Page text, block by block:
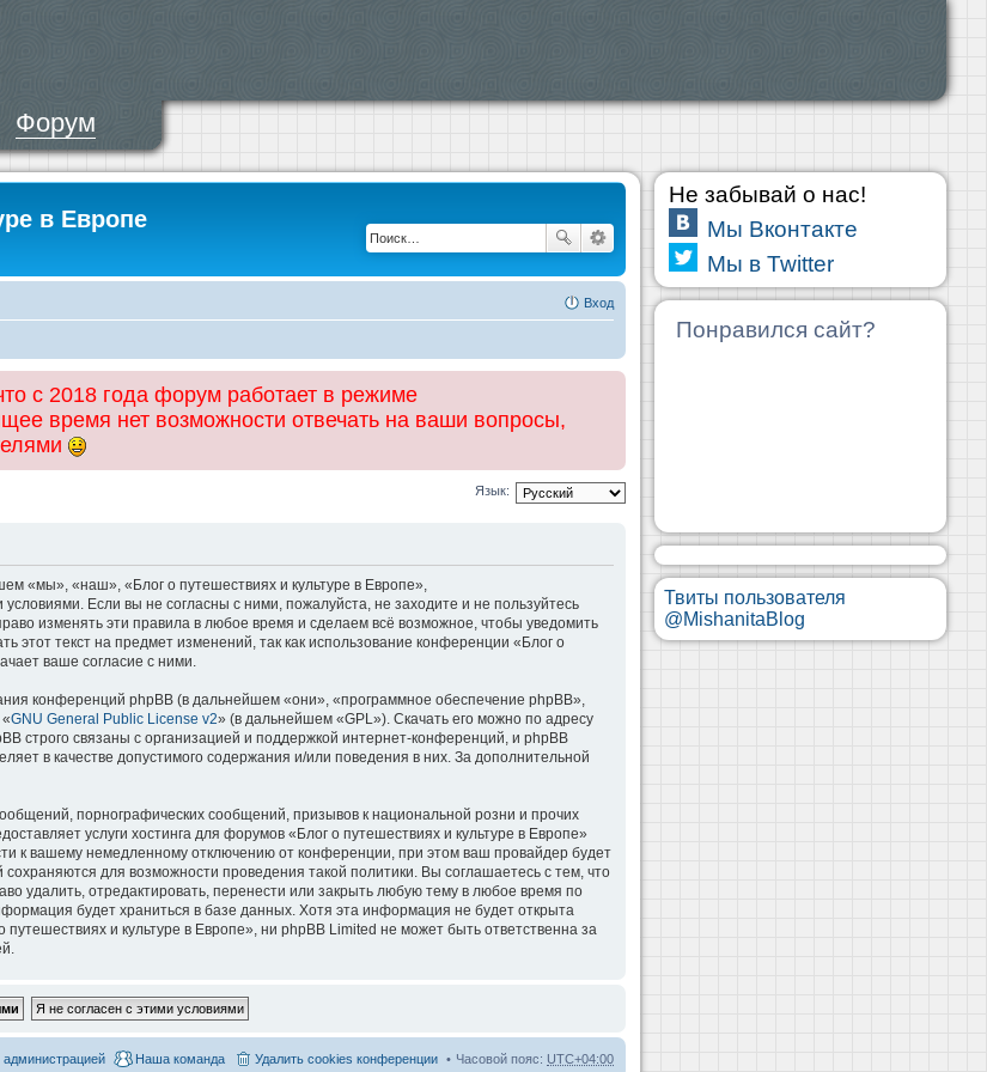
Форум
в Европе
Вход
с 2018 года форум работает в режиме
время нет возможности отвечать на ваши вопросы,
Язык:
«мы», «наш», «Блог о путешествиях и культуре в Европе»,
Если вы не согласны с ними, пожалуйста, не заходите и не пользуйтесь
изменять эти правила в любое время и сделаем всё возможное, чтобы уведомить
текст на предмет изменений, так как использование конференции «Блог о
ваше согласие с ними.
конференций phpBB (в дальнейшем «они», «программное обеспечение phpBB»,
GNU General Public License v2» (в дальнейшем «GPL»). Скачать его можно по адресу
строго связаны с организацией и поддержкой интернет-конференций, и phpBB
в качестве допустимого содержания и/или поведения в них. За дополнительной
порнографических сообщений, призывов к национальной розни и прочих
услуги хостинга для форумов «Блог о путешествиях и культуре в Европе»
к вашему немедленному отключению от конференции, при этом ваш провайдер будет
для возможности проведения такой политики. Вы соглашаетесь с тем, что
удалить, отредактировать, перенести или закрыть любую тему в любое время по
будет храниться в базе данных. Хотя эта информация не будет открыта
и культуре в Европе», ни phpBB Limited не может быть ответственна за
Часовой пояс: UTC+04:00
Удалить cookies конференции
Наша команда
администрацией
Не забывай о нас!
Мы Вконтакте
Мы в Twitter
Понравился сайт?
Твиты пользователя
@MishanitaBlog